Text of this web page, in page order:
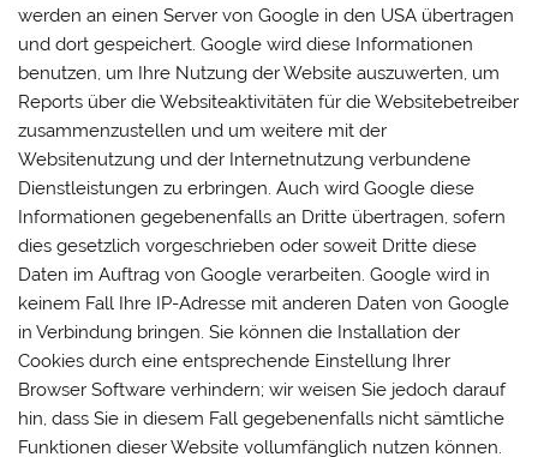
werden an einen Server von Google in den USA übertragen
und dort gespeichert. Google wird diese Informationen
benutzen, um Ihre Nutzung der Website auszuwerten, um
Reports über die Websiteaktivitäten für die Websitebetreiber
zusammenzustellen und um weitere mit der
Websitenutzung und der Internetnutzung verbundene
Dienstleistungen zu erbringen. Auch wird Google diese
Informationen gegebenenfalls an Dritte übertragen, sofern
dies gesetzlich vorgeschrieben oder soweit Dritte diese
Daten im Auftrag von Google verarbeiten. Google wird in
keinem Fall Ihre IP-Adresse mit anderen Daten von Google
in Verbindung bringen. Sie können die Installation der
Cookies durch eine entsprechende Einstellung Ihrer
Browser Software verhindern; wir weisen Sie jedoch darauf
hin, dass Sie in diesem Fall gegebenenfalls nicht sämtliche
Funktionen dieser Website vollumfänglich nutzen können.